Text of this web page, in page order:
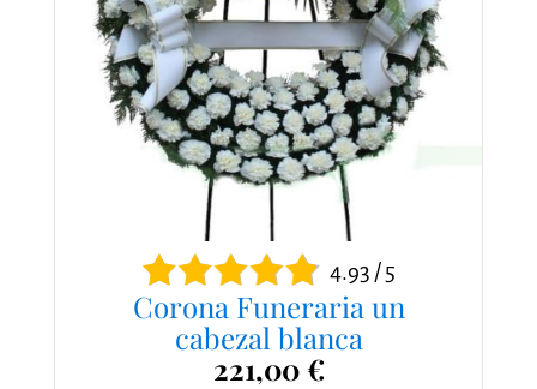
4.93 / 5
Corona Funeraria un
cabezal blanca
221,00 €